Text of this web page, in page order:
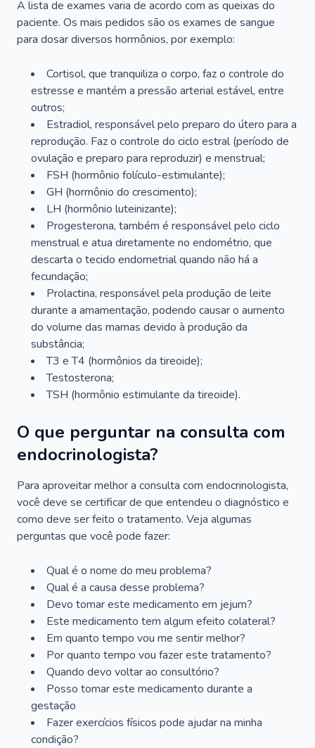
A lista de exames varia de acordo com as queixas do
paciente. Os mais pedidos são os exames de sangue
para dosar diversos hormônios, por exemplo:
Cortisol, que tranquiliza o corpo, faz o controle do
estresse e mantém a pressão arterial estável, entre
outros;
Estradiol, responsável pelo preparo do útero para a
reprodução. Faz o controle do ciclo estral (período de
ovulação e preparo para reproduzir) e menstrual;
FSH (hormônio folículo-estimulante);
GH (hormônio do crescimento);
LH (hormônio luteinizante);
Progesterona, também é responsável pelo ciclo
menstrual e atua diretamente no endométrio, que
descarta o tecido endometrial quando não há a
fecundação;
Prolactina, responsável pela produção de leite
durante a amamentação, podendo causar o aumento
do volume das mamas devido à produção da
substância;
T3 e T4 (hormônios da tireoide);
Testosterona;
TSH (hormônio estimulante da tireoide).
O que perguntar na consulta com
endocrinologista?
Para aproveitar melhor a consulta com endocrinologista,
você deve se certificar de que entendeu o diagnóstico e
como deve ser feito o tratamento. Veja algumas
perguntas que você pode fazer:
Qual é o nome do meu problema?
Qual é a causa desse problema?
Devo tomar este medicamento em jejum?
Este medicamento tem algum efeito colateral?
Em quanto tempo vou me sentir melhor?
Por quanto tempo vou fazer este tratamento?
Quando devo voltar ao consultório?
Posso tomar este medicamento durante a
gestação
Fazer exercícios físicos pode ajudar na minha
condição?